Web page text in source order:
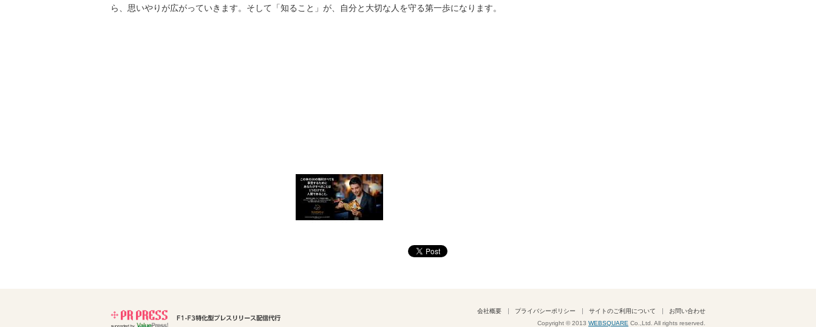
ら、思いやりが広がっていきます。そして「知ること」が、自分と大切な人を守る第一歩になります。
会社概要 プライバシーポリシー サイトのご利用について
お問い合わせ
Copyright © 2013 WEBSQUARE Co.,Ltd. All rights reserved.